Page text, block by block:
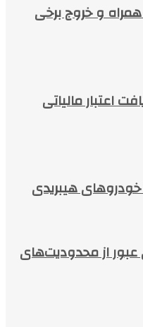
و خروج برخی
اعتبار مالیاتی
هیبریدی
عبور از محدودیت‌های